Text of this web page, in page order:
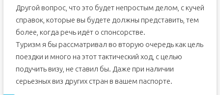
Другой вопрос, что это будет непростым делом, с кучей
справок, которые вы будете должны представить, тем
более, когда речь идёт о спонсорстве.
Туризм я бы рассматривал во вторую очередь как цель
поездки и много на этот тактический ход, с целью
подучить визу, не ставил бы. Даже при наличии
серьезных виз других стран в вашем паспорте.